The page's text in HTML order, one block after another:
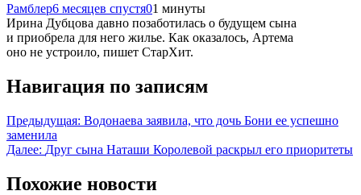
Рамблер6 месяцев спустя01 минуты
Ирина Дубцова давно позаботилась о будущем сына
и приобрела для него жилье. Как оказалось, Артема
оно не устроило, пишет СтарХит.
Навигация по записям
Предыдущая: Водонаева заявила, что дочь Бони ее успешно
заменила
Далее: Друг сына Наташи Королевой раскрыл его приоритеты
Похожие новости